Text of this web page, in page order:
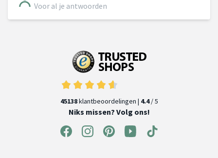
Voor al je antwoorden
45138klantbeoordelingen | 4.4/ 5
Niks missen? Volg ons!